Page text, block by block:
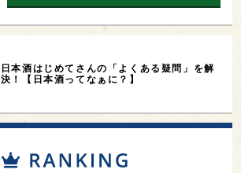
日本酒はじめてさんの「よくある疑問」を解
決！【日本酒ってなぁに？】